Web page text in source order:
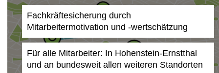
Fachkräftesicherung durch
Mitarbeitermotivation und -wertschätzung
Für alle Mitarbeiter: In Hohenstein-Ernstthal
und an bundesweit allen weiteren Standorten